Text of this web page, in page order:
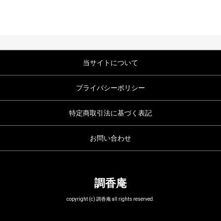
当サイトについて
プライバシーポリシー
特定商取引法に基づく表記
お問い合わせ
調香庵
copyright (c) 調香庵 all rights reserved.